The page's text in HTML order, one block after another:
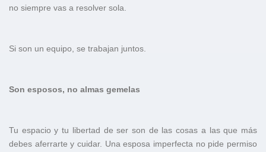
no siempre vas a resolver sola.
Si son un equipo, se trabajan juntos.
Son esposos, no almas gemelas
Tu espacio y tu libertad de ser son de las cosas a las que más
debes aferrarte y cuidar. Una esposa imperfecta no pide permiso